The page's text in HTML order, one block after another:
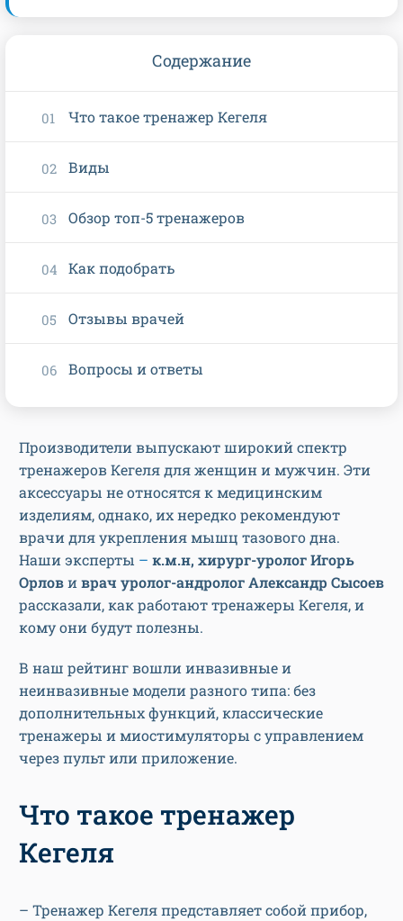
Производители выпускают широкий спектр
тренажеров Кегеля для женщин и мужчин. Эти
аксессуары не относятся к медицинским
изделиям, однако, их нередко рекомендуют
врачи для укрепления мышц тазового дна.
Наши эксперты – к.м.н, хирург-уролог Игорь
Орловиврач уролог-андролог Александр Сысоев
рассказали, как работают тренажеры Кегеля, и
кому они будут полезны.
В наш рейтинг вошли инвазивные и
неинвазивные модели разного типа: без
дополнительных функций, классические
тренажеры и миостимуляторы с управлением
через пульт или приложение.
Что такое тренажер
Кегеля
– Тренажер Кегеля представляет собой прибор,
Содержание
Что такое тренажер Кегеля
Виды
Обзор топ-5 тренажеров
Как подобрать
Отзывы врачей
Вопросы и ответы